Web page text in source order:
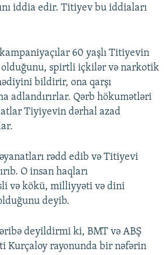
iddia edir. Titiyev bu iddiaları
60 yaşlı Titiyevin
spirtli içkilər və narkotik
bildirir, ona qarşı
adlandırırlar. Qərb hökumətləri
Tiyiyevin dərhal azad
rədd edib və Titiyevi
O insan haqları
və kökü, milliyyəti və dini
deyib.
deyildirmi ki, BMT və ABŞ
Kurçaloy rayonunda bir nəfərin